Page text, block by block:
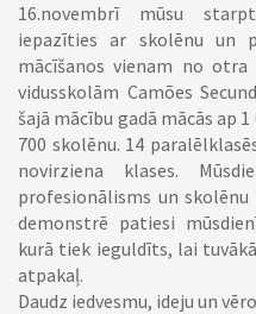
16.novembrī mūsu
iepazīties ar skolēnu un
mācīšanos vienam no
vidusskolām Camões
šajā mācību gadā mācās ap
700 skolēnu. 14
novirziena klases.
profesionālisms un
demonstrē patiesi
kurā tiek ieguldīts, lai
atpakaļ.
Daudz iedvesmu, ideju un